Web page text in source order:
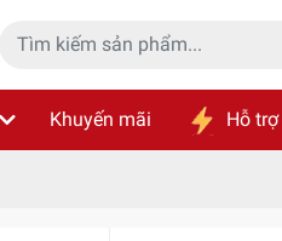
Khuyến mãi Hỗ